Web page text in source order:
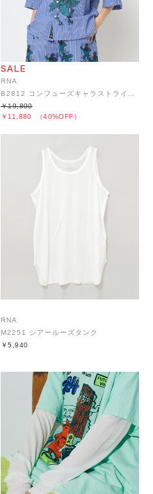
RNA
￥11,880 （40%OFF）
￥19,800
RNA
M2251 シアールーズタンク
￥5,940